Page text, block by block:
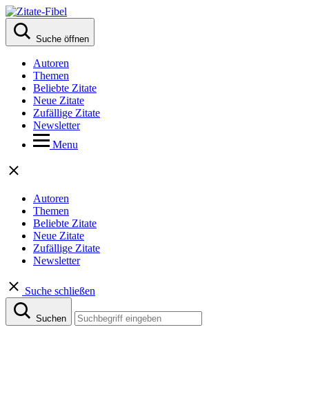
Suche öffnen
Autoren
Themen
Beliebte Zitate
Neue Zitate
Zufällige Zitate
Newsletter
Menu
Autoren
Themen
Beliebte Zitate
Neue Zitate
Zufällige Zitate
Newsletter
Suche schließen
Suchen